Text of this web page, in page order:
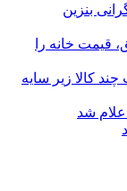
گرانی بنزین
قیمت خانه را
کالا زیر سایه
شد